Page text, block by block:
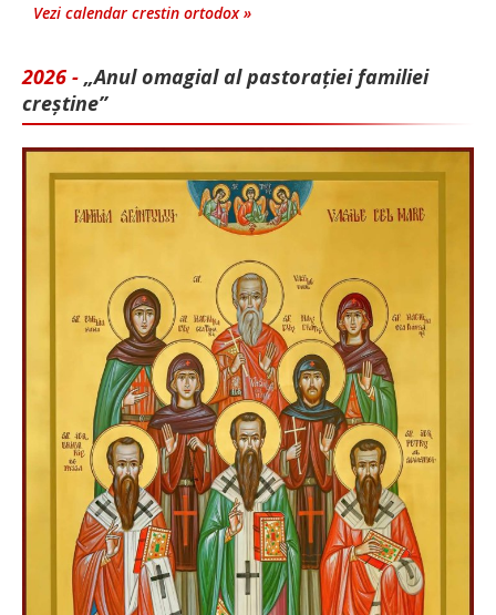
Vezi calendar crestin ortodox »
2026 - „Anul omagial al pastorației familiei
creștine”